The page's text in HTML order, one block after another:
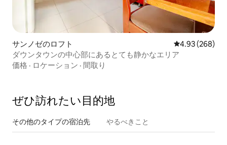
サンノゼのロフト レビュー268
4.93 (268)
ダウンタウンの中心部にあるとても静かなエリア
価格 · ロケーション · 間取り
ぜひ訪⁠れ⁠た⁠い目⁠的⁠地
その他のタ⁠イ⁠プ⁠の宿⁠泊⁠先 やるべきこと